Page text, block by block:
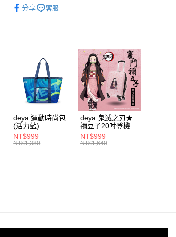
付」結帳頁面，進行簡訊認證並確認金額後，即可完成結帳。
２．訂單成立數日內，您將收到繳費通知簡訊。
※ 請注意：結帳手續完成當下不需立刻繳費，但若您需要取
絡購買商品的店家。未經商家同意取消之訂單仍視為有效，
先享後付繳納相關費用。
※ 交易是否成功請以「AFTEE先享後付 」之結帳頁面顯示為
是否繳費成功／繳費後需取消欲退款等相關疑問，請聯繫「
付客戶支援中心」
https://netprotections.freshdesk.com/
【注意事項】
１．透過由恩沛科技股份有限公司提供之「AFTEE先享後付
交易，需依本服務之必要範圍內提供個人資料，並將交易相
求債權轉讓予恩沛科技股份有限公司。
２．關於個人資料處理事宜，請瀏覽以下網址：
https://aftee.tw/terms/#terms3
動。
【郵寄】離島／外島
分享 客服
deya 運動時尚包
(活力藍)
-62507085531
NT$999
NT$1,380
deya 鬼滅之刃★
禰豆子20吋登機箱
21300915
NT$999
NT$1,640